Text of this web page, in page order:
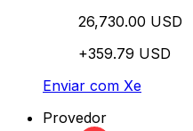
26,730.00 USD
+359.79 USD
Enviar com Xe
Provedor